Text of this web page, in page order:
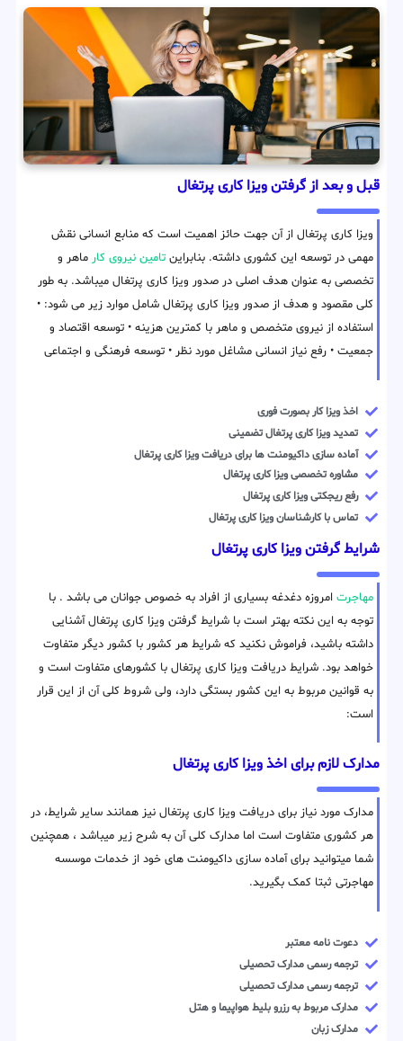
قبل و بعد از گرفتن ویزا کاری پرتغال
ویزا کاری پرتغال از آن جهت حائز اهمیت است که منابع انسانی نقش
مهمی در توسعه این کشوری داشته. بنابراین تامین نیروی کار ماهر و
تخصصی به عنوان هدف اصلی در صدور ویزا کاری پرتغال میباشد. به طور
کلی مقصود و هدف از صدور ویزا کاری پرتغال شامل موارد زیر می شود: •
استفاده از نیروی متخصص و ماهر با کمترین هزینه • توسعه اقتصاد و
جمعیت • رفع نیاز انسانی مشاغل مورد نظر • توسعه فرهنگی و اجتماعی
اخذ ویزا کار بصورت فوری
تمدید ویزا کاری پرتغال تضمینی
آماده سازی داکیومنت ها برای دریافت ویزا کاری پرتغال
مشاوره تخصصی ویزا کاری پرتغال
رفع ریجکتی ویزا کاری پرتغال
تماس با کارشناسان ویزا کاری پرتغال
شرایط گرفتن ویزا کاری پرتغال
مهاجرت امروزه دغدغه بسیاری از افراد به خصوص جوانان می باشد . با
توجه به این نکته بهتر است با شرایط گرفتن ویزا کاری پرتغال آشنایی
داشته باشید، فراموش نکنید که شرایط هر کشور با کشور دیگر متفاوت
خواهد بود. شرایط دریافت ویزا کاری پرتغال با کشورهای متفاوت است و
به قوانین مربوط به این کشور بستگی دارد، ولی شروط کلی آن از این قرار
است:
مدارک لازم برای اخذ ویزا کاری پرتغال
مدارک مورد نیاز برای دریافت ویزا کاری پرتغال نیز همانند سایر شرایط، در
هر کشوری متفاوت است اما مدارک کلی آن به شرح زیر میباشد ، همچنین
شما میتوانید برای آماده سازی داکیومنت های خود از خدمات موسسه
مهاجرتی ثبتا کمک بگیرید.
دعوت نامه معتبر
ترجمه رسمی مدارک تحصیلی
ترجمه رسمی مدارک تحصیلی
مدارک مربوط به رزرو بلیط هواپیما و هتل
مدارک زبان